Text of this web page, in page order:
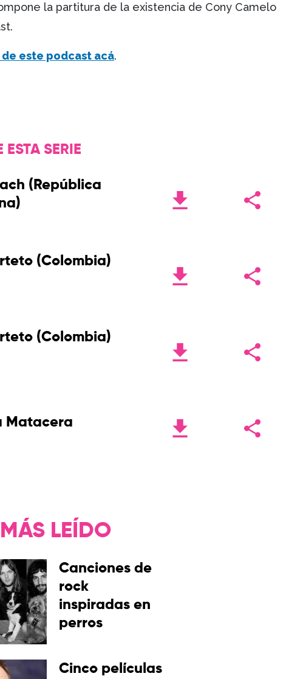
la partitura de la existencia de Cony Camelo
este podcast acá.
SERIE
(República
(Colombia)
(Colombia)
Matacera
LEÍDO
Canciones de
rock
inspiradas en
perros
Cinco películas